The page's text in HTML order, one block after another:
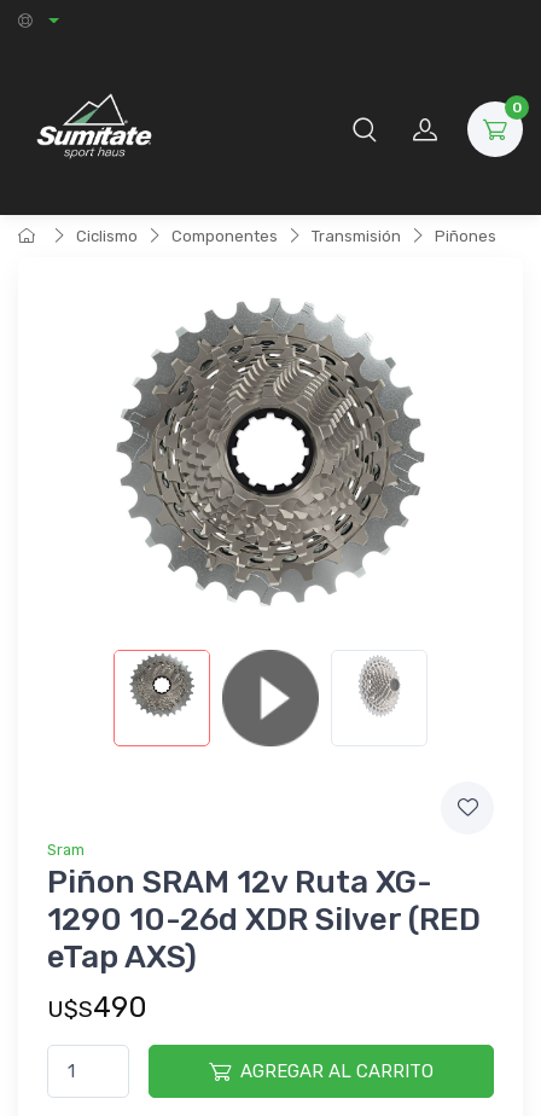
0
Ciclismo Componentes Transmisión Piñones
Sram
Piñon SRAM 12v Ruta XG-
1290 10-26d XDR Silver (RED
eTap AXS)
U$S490
AGREGAR AL CARRITO